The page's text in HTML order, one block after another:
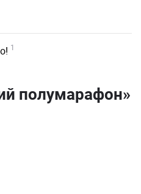
1
полумарафон»